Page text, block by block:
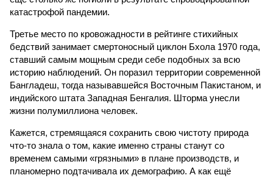
катастрофой пандемии.
Третье место по кровожадности в рейтинге стихийных
бедствий занимает смертоносный циклон Бхола 1970 года,
ставший самым мощным среди себе подобных за всю
историю наблюдений. Он поразил территории современной
Бангладеш, тогда называвшейся Восточным Пакистаном, и
индийского штата Западная Бенгалия. Шторма унесли
жизни полумиллиона человек.
Кажется, стремящаяся сохранить свою чистоту природа
что-то знала о том, какие именно страны станут со
временем самыми «грязными» в плане производств, и
планомерно подтачивала их демографию. А как ещё